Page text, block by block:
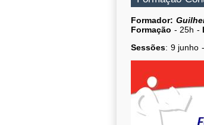
Formador:
Formação - 25h -
Sessões: 9 junho